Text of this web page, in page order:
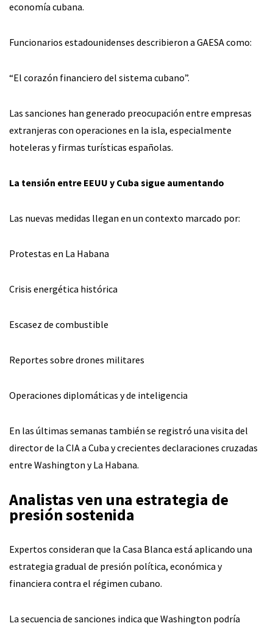
economía cubana.
Funcionarios estadounidenses describieron a GAESA como:
“El corazón financiero del sistema cubano”.
Las sanciones han generado preocupación entre empresas
extranjeras con operaciones en la isla, especialmente
hoteleras y firmas turísticas españolas.
La tensión entre EEUU y Cuba sigue aumentando
Las nuevas medidas llegan en un contexto marcado por:
Protestas en La Habana
Crisis energética histórica
Escasez de combustible
Reportes sobre drones militares
Operaciones diplomáticas y de inteligencia
En las últimas semanas también se registró una visita del
director de la CIA a Cuba y crecientes declaraciones cruzadas
entre Washington y La Habana.
Analistas ven una estrategia de
presión sostenida
Expertos consideran que la Casa Blanca está aplicando una
estrategia gradual de presión política, económica y
financiera contra el régimen cubano.
La secuencia de sanciones indica que Washington podría